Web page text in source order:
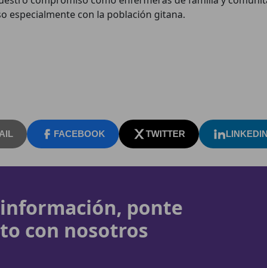
especialmente con la población gitana.
FACEBOOK TWITTER LINKEDIN
ponte
con nosotros